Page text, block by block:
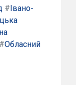
#Івано-
#Обласний